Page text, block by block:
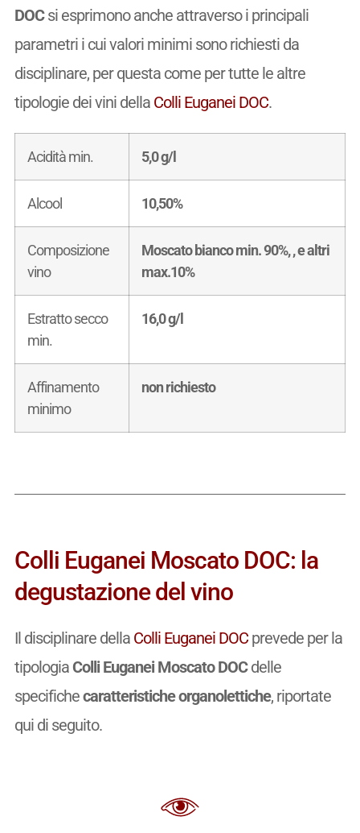
DOCsi esprimono anche attraverso i principali
parametri i cui valori minimi sono richiesti da
disciplinare, per questa come per tutte le altre
tipologie dei vini della Colli Euganei DOC.
Acidità min. 5,0 g/l
Alcool 10,50%
Composizione
vino
Moscato bianco min. 90%, , e altri
max.10%
Estratto secco
min.
16,0 g/l
Affinamento
minimo
non richiesto
Colli Euganei Moscato DOC: la
degustazione del vino
Il disciplinare della Colli Euganei DOCprevede per la
tipologia Colli Euganei Moscato DOCdelle
specifichecaratteristiche organolettiche, riportate
qui di seguito.